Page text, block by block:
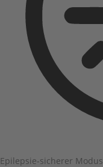
Epilepsie-sicherer Modus